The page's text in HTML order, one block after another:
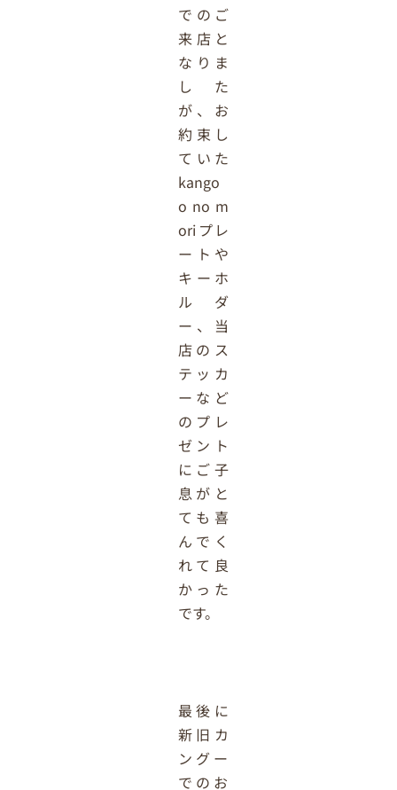
でのご
来店と
なりま
した
が、お
約束し
ていた
kango
o no m
oriプレ
ートや
キーホ
ルダ
ー、当
店のス
テッカ
ーなど
のプレ
ゼント
にご子
息がと
ても喜
んでく
れて良
かった
です。
最後に
新旧カ
ングー
でのお